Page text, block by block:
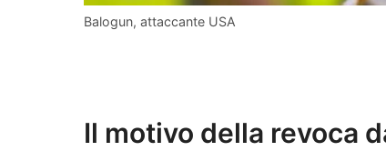
Balogun, attaccante USA
Il motivo della revoca